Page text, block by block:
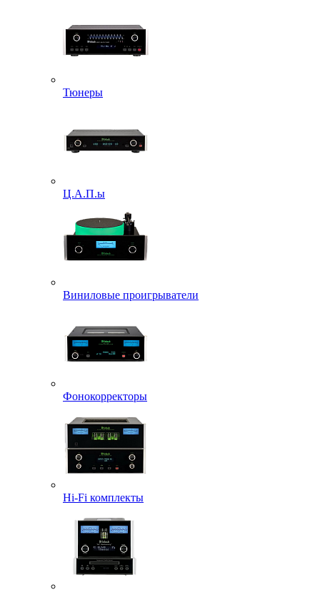
Тюнеры
Ц.А.П.ы
Виниловые проигрыватели
Фонокорректоры
Hi-Fi комплекты